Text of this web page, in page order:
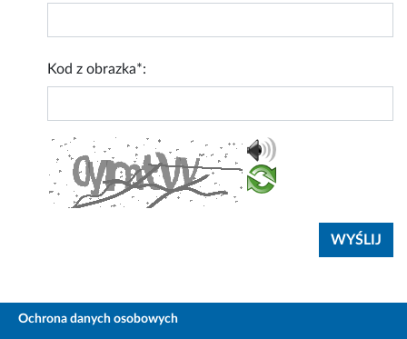
Kod z obrazka*:
Ochrona danych osobowych